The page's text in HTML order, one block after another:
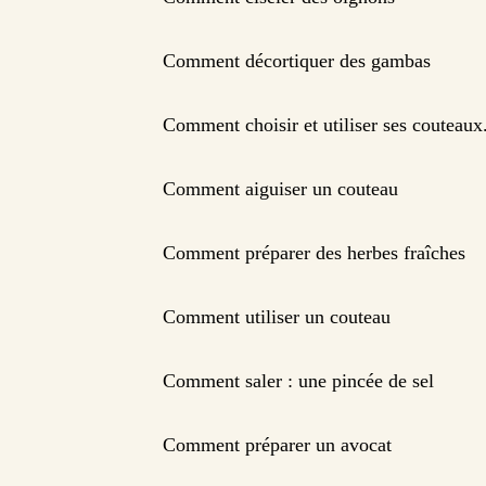
Comment décortiquer des gambas
Comment choisir et utiliser ses
Comment aiguiser un couteau
Comment préparer des herbes fraîches
Comment utiliser un couteau
Comment saler : une pincée de sel
Comment préparer un avocat